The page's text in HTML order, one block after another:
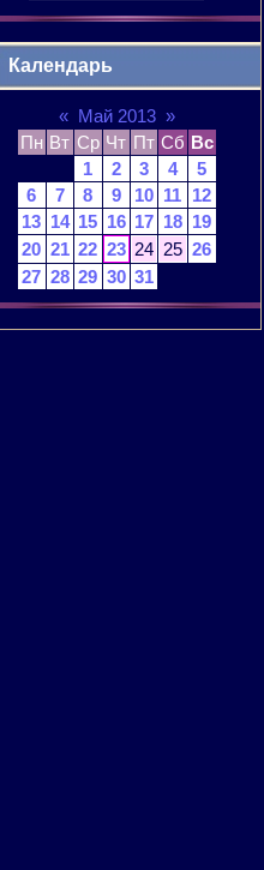
Календарь
« Май 2013 »
Пн Вт Ср Чт Пт Сб Вс
1
2 3 4
5
6
7 8 9 10 11 12
13 14 15 16 17 18 19
20 21 22 23 24 25 26
27 28 29 30 31